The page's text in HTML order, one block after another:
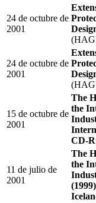
24 de octubre de
2001
24 de octubre de
2001
15 de octubre de
2001
The
the
CD-
11 de julio de
2001
The
the